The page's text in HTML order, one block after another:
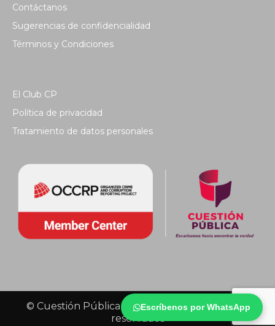
Escríbenos por WhatsApp
Contáctanos
Sugerencias de confidencialidad
Términos y Condiciones
El Club CP
Política de privacidad
Tratamiento de datos personales
© Cuestión Pública 2018 - Todos los derechos
reservados